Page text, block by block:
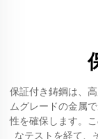
保証付き鋳鋼は、
ムグレードの金属
性を確保します。
なテストを経て、